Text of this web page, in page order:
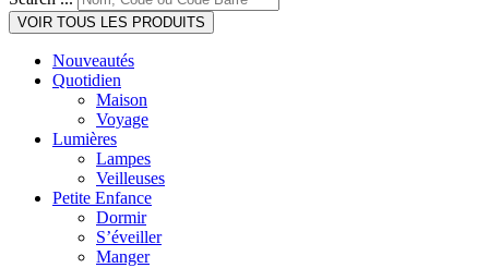
VOIR TOUS LES PRODUITS
Nouveautés
Quotidien
Maison
Voyage
Lumières
Lampes
Veilleuses
Petite Enfance
Dormir
S’éveiller
Manger